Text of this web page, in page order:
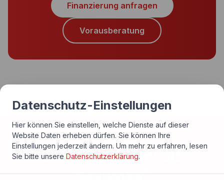
Finanzierung anfragen
Vorausberatung
Und was kommt als
Nächstes?
Datenschutz-Einstellungen
Hier können Sie einstellen, welche Dienste auf dieser
Website Daten erheben dürfen. Sie können Ihre
Einstellungen jederzeit ändern. Um mehr zu erfahren, lesen
Sie bitte unsere Datenschutzerklärung.